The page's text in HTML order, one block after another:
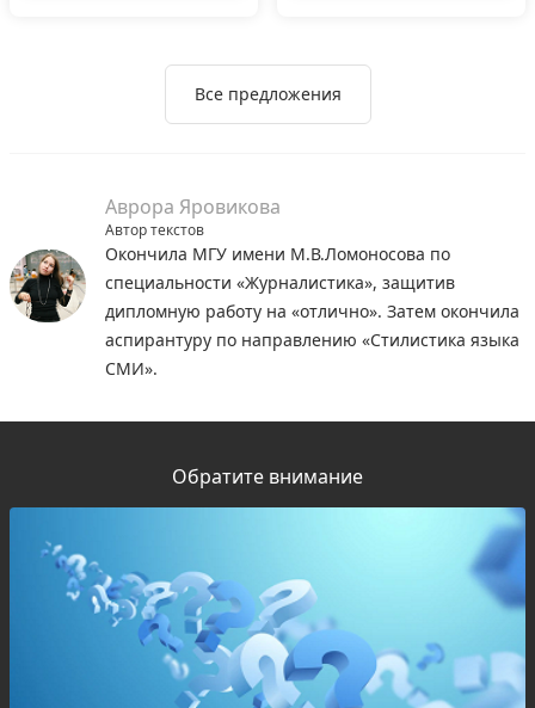
Все предложения
Аврора Яровикова
Автор текстов
Окончила МГУ имени М.В.Ломоносова по
специальности «Журналистика», защитив
дипломную работу на «отлично». Затем окончила
аспирантуру по направлению «Стилистика языка
СМИ».
Обратите внимание